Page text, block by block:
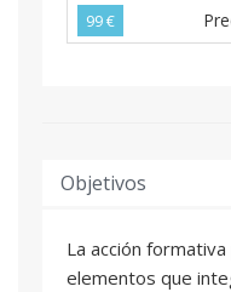
99 €
Objetivos
La acción
elementos que